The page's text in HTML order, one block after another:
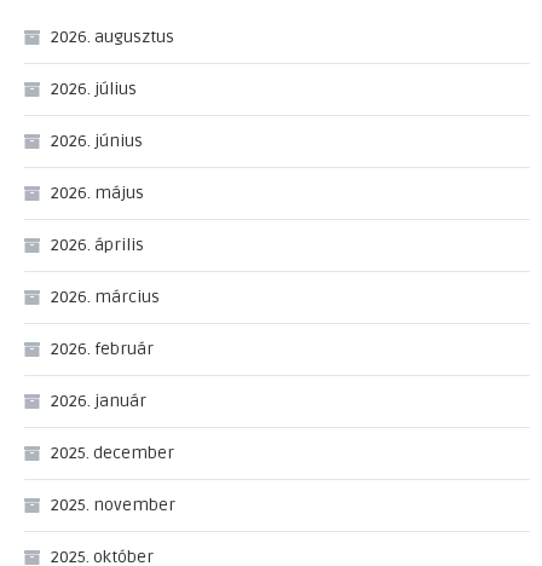
2026. augusztus
2026. július
2026. június
2026. május
2026. április
2026. március
2026. február
2026. január
2025. december
2025. november
2025. október